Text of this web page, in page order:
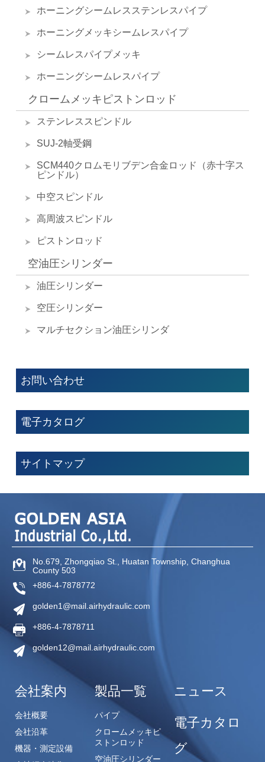
ホーニングシームレスステンレスパイプ
ホーニングメッキシームレスパイプ
シームレスパイプメッキ
ホーニングシームレスパイプ
クロームメッキピストンロッド
ステンレススピンドル
SUJ-2軸受鋼
SCM440クロムモリブデン合金ロッド（赤十字ス
ピンドル）
中空スピンドル
高周波スピンドル
ピストンロッド
空油圧シリンダー
油圧シリンダー
空圧シリンダー
マルチセクション油圧シリンダ
お問い合わせ
電子カタログ
サイトマップ
No.679, Zhongqiao St., Huatan Township, Changhua
County 503
+886-4-7878772
golden1@mail.airhydraulic.com
+886-4-7878711
golden12@mail.airhydraulic.com
会社案内
会社概要
会社沿革
機器・測定設備
製品一覧
パイプ
クロームメッキピ
ストンロッド
空油圧シリンダー
ニュース
電子カタロ
グ